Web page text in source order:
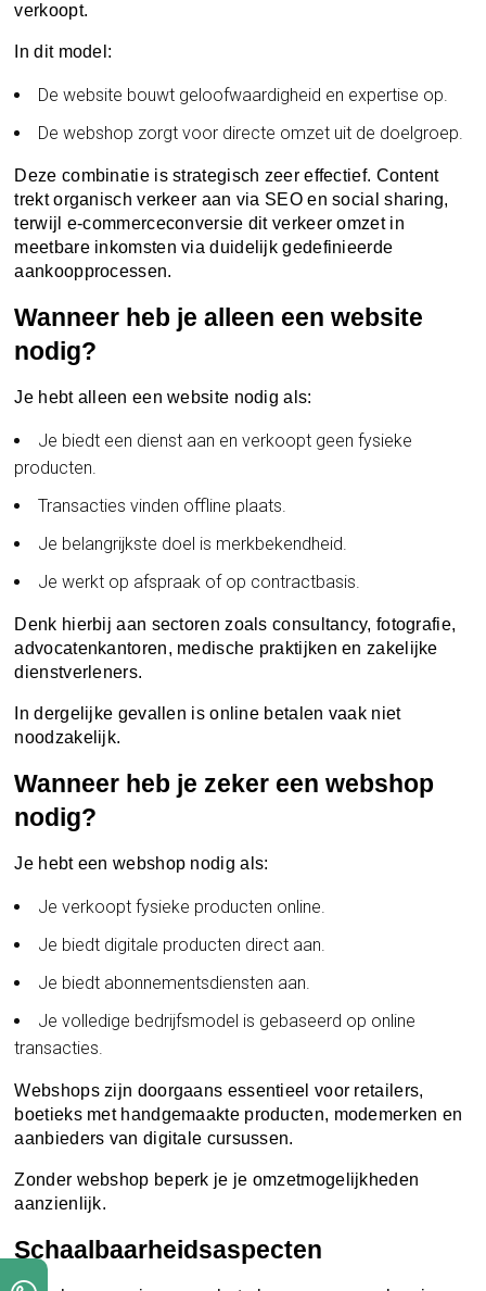
verkoopt.
In dit model:
De website bouwt geloofwaardigheid en expertise op.
De webshop zorgt voor directe omzet uit de doelgroep.
Deze combinatie is strategisch zeer effectief. Content
trekt organisch verkeer aan via SEO en social sharing,
terwijl e-commerceconversie dit verkeer omzet in
meetbare inkomsten via duidelijk gedefinieerde
aankoopprocessen.
Wanneer heb je alleen een website
nodig?
Je hebt alleen een website nodig als:
Je biedt een dienst aan en verkoopt geen fysieke
producten.
Transacties vinden offline plaats.
Je belangrijkste doel is merkbekendheid.
Je werkt op afspraak of op contractbasis.
Denk hierbij aan sectoren zoals consultancy, fotografie,
advocatenkantoren, medische praktijken en zakelijke
dienstverleners.
In dergelijke gevallen is online betalen vaak niet
noodzakelijk.
Wanneer heb je zeker een webshop
nodig?
Je hebt een webshop nodig als:
Je verkoopt fysieke producten online.
Je biedt digitale producten direct aan.
Je biedt abonnementsdiensten aan.
Je volledige bedrijfsmodel is gebaseerd op online
transacties.
Webshops zijn doorgaans essentieel voor retailers,
boetieks met handgemaakte producten, modemerken en
aanbieders van digitale cursussen.
Zonder webshop beperk je je omzetmogelijkheden
aanzienlijk.
Schaalbaarheidsaspecten